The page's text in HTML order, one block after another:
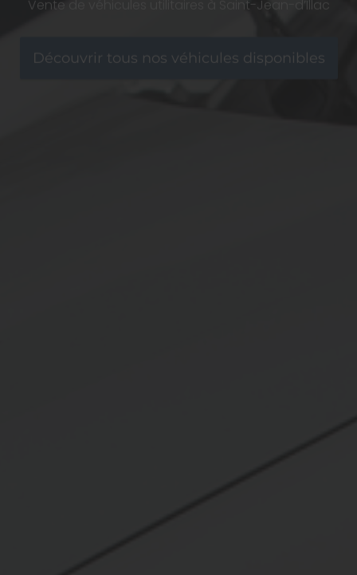
Vente de véhicules utilitaires à Saint-Jean-d’Illac
Découvrir tous nos véhicules disponibles